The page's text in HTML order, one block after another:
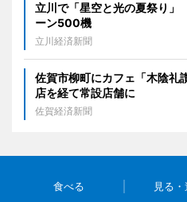
立川で「星空と光の夏祭り
ーン500機
立川経済新聞
佐賀市柳町にカフェ「木陰
店を経て常設店舗に
佐賀経済新聞
食べる 見る